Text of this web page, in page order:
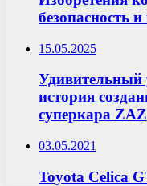
безопасность
15.05.2025
история
суперкара ZAZ
03.05.2021
Toyota Celica